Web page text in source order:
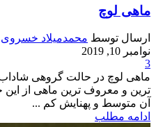
ماهی لوچ
ارسال توسط محمدمیلاد خسروی
نوامبر 10, 2019
3
ماهی لوچ در حالت گروهی
ترین و معروف ترین ماهی از
آن متوسط و پهنایش کم ...
ادامه مطلب